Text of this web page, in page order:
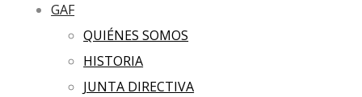
GAF
QUIÉNES SOMOS
HISTORIA
JUNTA DIRECTIVA